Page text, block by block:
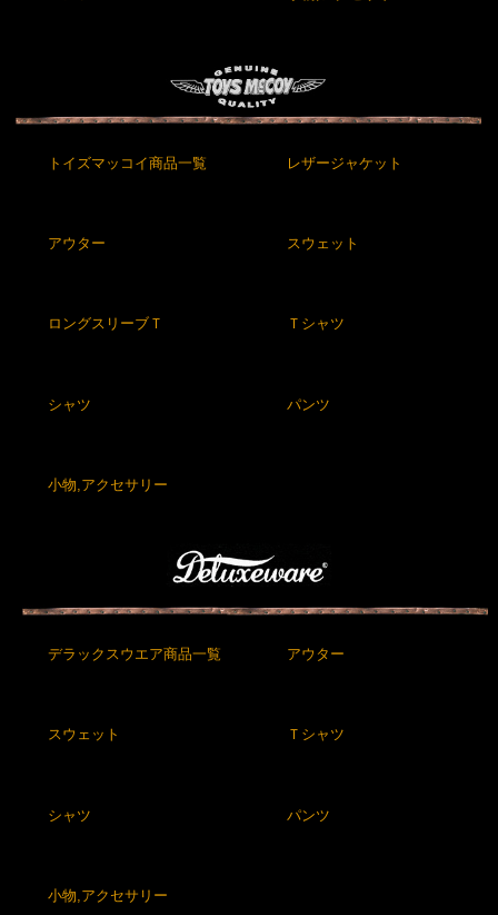
トイズマッコイ商品一覧 レザージャケット
アウター スウェット
ロングスリーブＴ Ｔシャツ
シャツ パンツ
小物,アクセサリー
デラックスウエア商品一覧 アウター
スウェット Ｔシャツ
シャツ パンツ
小物,アクセサリー